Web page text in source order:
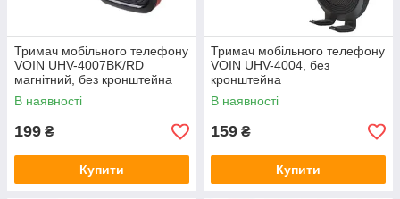
Тримач мобільного телефону
VOIN UHV-4007BK/RD
магнітний, без кронштейна
В наявності
199 ₴
Купити
Тримач мобільного телефону
VOIN UHV-4004, без
кронштейна
В наявності
159 ₴
Купити